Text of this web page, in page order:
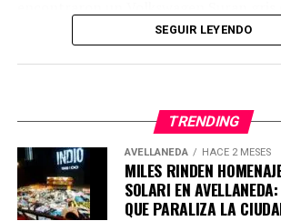
contra una Renault Duster estacionada.
SEGUIR LEYENDO
TRENDING
AVELLANEDA HACE 2 MESES
MILES RINDEN
SOLARI EN
QUE PARALIZA LA